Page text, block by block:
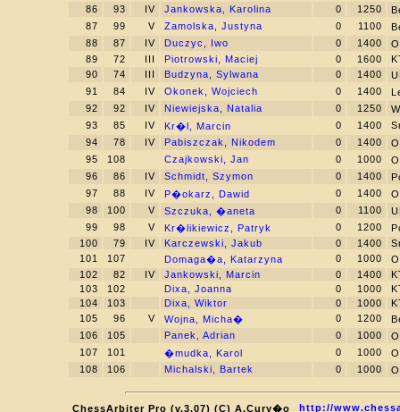
86
93 IV Jankowska, Karolina 0 1250
87
99 V Zamolska, Justyna 0 1100
88
87 IV Duczyc, Iwo 0 1400
89
72 III Piotrowski, Maciej 0 1600
90
74 III Budzyna, Sylwana 0 1400
91
84 IV Okonek, Wojciech 0 1400
92
92 IV Niewiejska, Natalia 0 1250
93
85 IV Kr�l, Marcin 0 1400
94
78 IV Pabiszczak, Nikodem 0 1400
95
108 Czajkowski, Jan 0 1000
96
86 IV Schmidt, Szymon 0 1400
97
88 IV P�okarz, Dawid 0 1400
98
100 V Szczuka, �aneta 0 1100
99
98 V Kr�likiewicz, Patryk 0 1200
100
79 IV Karczewski, Jakub 0 1400
101
107 Domaga�a, Katarzyna 0 1000
102
82 IV Jankowski, Marcin 0 1400
103
102 Dixa, Joanna 0 1000
104
103 Dixa, Wiktor 0 1000
105
96 V Wojna, Micha� 0 1200
106
105 Panek, Adrian 0 1000
107
101 �mudka, Karol 0 1000
108
106 Michalski, Bartek 0 1000
ChessArbiter Pro (v.3.07) (C) A.Cury�o http://